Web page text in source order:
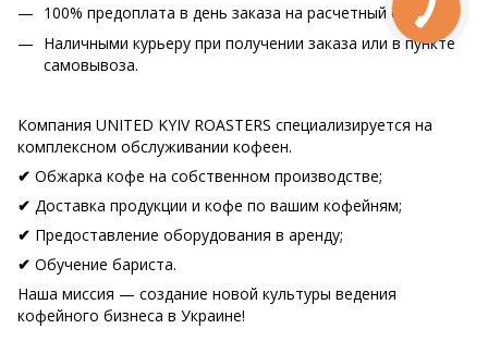
100% предоплата в день заказа на расчетный счет.
Наличными курьеру при получении заказа или в пункте
самовывоза.
Компания UNITED KYIV ROASTERS специализируется на
комплексном обслуживании кофеен.
✔ Обжарка кофе на собственном производстве;
✔ Доставка продукции и кофе по вашим кофейням;
✔ Предоставление оборудования в аренду;
✔ Обучение бариста.
Наша миссия — создание новой культуры ведения
кофейного бизнеса в Украине!